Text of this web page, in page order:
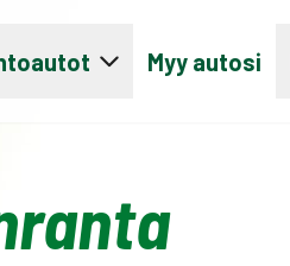
Myy autosi